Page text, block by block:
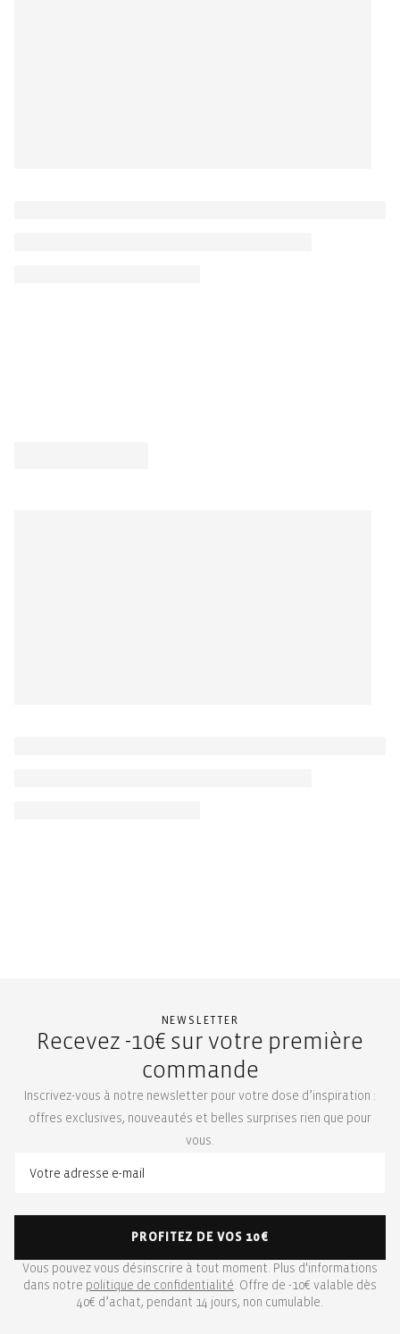
NEWSLETTER
Recevez -10€ sur votre première
commande
Inscrivez-vous à notre newsletter pour votre dose d’inspiration :
offres exclusives, nouveautés et belles surprises rien que pour
vous.
PROFITEZ DE VOS 10€
Vous pouvez vous désinscrire à tout moment. Plus d'informations
dans notre politique de confidentialité . Offre de -10€ valable dès
40€ d’achat, pendant 14 jours, non cumulable.